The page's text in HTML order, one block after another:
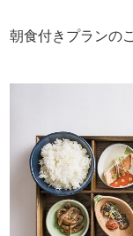
朝食付きプランの